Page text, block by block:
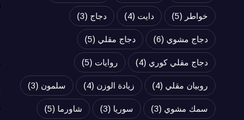
خواطر (5) دايت (4) دجاج (3)
دجاج مشوي (6) دجاج مقلي (5)
دجاج مقلي كوري (4) روايات (5)
روبيان مقلي (4) زيادة الوزن (4) سلمون (3)
سمك مشوي (3) سوريا (3) شاورما (5)